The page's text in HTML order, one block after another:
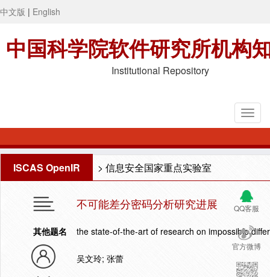
中文版 | English
中国科学院软件研究所机构
Institutional Repository
ISCAS OpenIR > 信息安全国家重点实验室
QQ客服
官方微博
不可能差分密码分析研究进展
其他题名 the state-of-the-art of research on impossible
吴文玲; 张蕾